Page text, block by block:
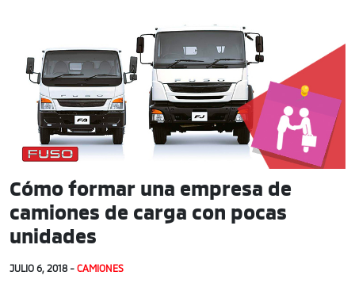
Cómo formar una empresa de
camiones de carga con pocas
unidades
JULIO 6, 2018 - CAMIONES